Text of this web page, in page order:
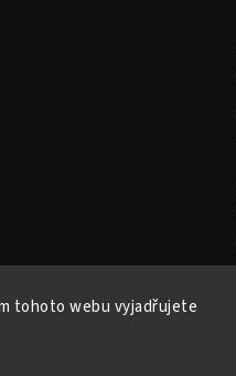
tohoto webu vyjadřujete